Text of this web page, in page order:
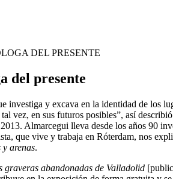
DEL PRESENTE
del presente
investiga y excava en la identidad de los
vez, en sus futuros posibles”, así
Almarcegui lleva desde los años 90
que vive y trabaja en Róterdam, nos
y arenas.
graveras abandonadas de Valladolid